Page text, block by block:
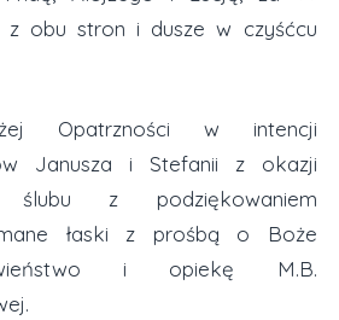
z obu stron i dusze w czyśćcu
Opatrzności w intencji
Janusza i Stefanii z okazji
ślubu z podziękowaniem
łaski z prośbą o Boże
i opiekę M.B.